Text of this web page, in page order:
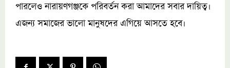
পারলেও নারায়ণগঞ্জকে পরিবর্তন করা আমাদের সবার দায়িত্ব।
এজন্য সমাজের ভালো মানুষদের এগিয়ে আসতে হবে।